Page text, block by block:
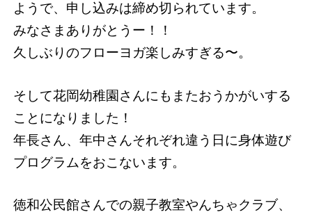
ようで、申し込みは締め切られています。
みなさまありがとうー！！
久しぶりのフローヨガ楽しみすぎる〜。
そして花岡幼稚園さんにもまたおうかがいする
ことになりました！
年長さん、年中さんそれぞれ違う日に身体遊び
プログラムをおこないます。
徳和公民館さんでの親子教室やんちゃクラブ、